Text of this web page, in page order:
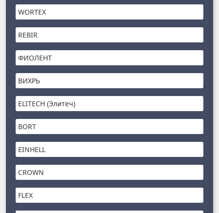
WORTEX
REBIR
ФИОЛЕНТ
ВИХРЬ
ELITECH (Элитеч)
BORT
EINHELL
CROWN
FLEX